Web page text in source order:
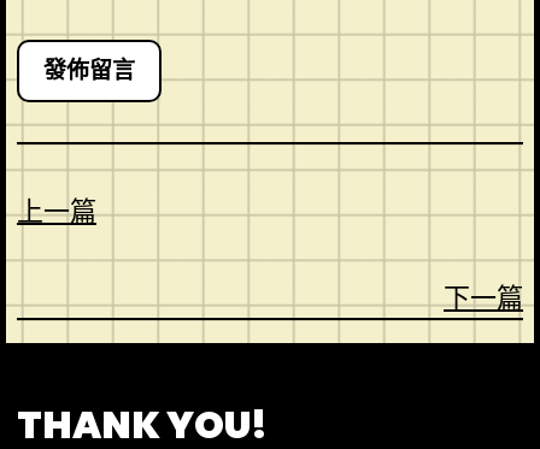
上一篇
下一篇
THANK YOU!